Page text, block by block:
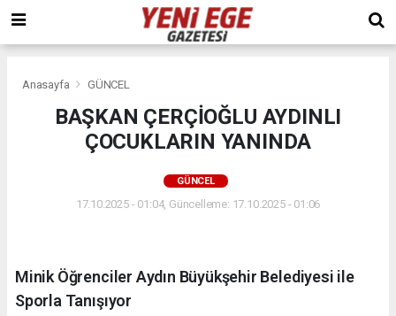
Anasayfa GÜNCEL
BAŞKAN ÇERÇİOĞLU AYDINLI
ÇOCUKLARIN YANINDA
GÜNCEL
17.10.2025 - 01:04, Güncelleme: 17.10.2025 - 01:06
Minik Öğrenciler Aydın Büyükşehir Belediyesi ile
Sporla Tanışıyor